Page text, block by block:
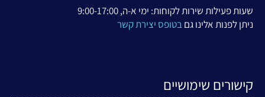
שעות פעילות שירות לקוחות: ימי א-ה, 9:00-17:00
ניתן לפנות אלינו גםבטופס יצירת קשר
קישורים שימושיים